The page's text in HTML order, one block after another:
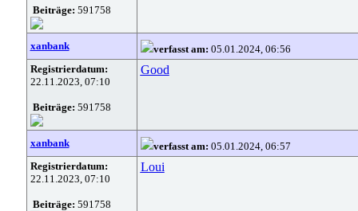
Beiträge: 591758
xanbank verfasst am: 05.01.2024, 06:56
Registrierdatum:
22.11.2023, 07:10
Beiträge: 591758
Good
xanbank verfasst am: 05.01.2024, 06:57
Registrierdatum:
22.11.2023, 07:10
Beiträge: 591758
Loui